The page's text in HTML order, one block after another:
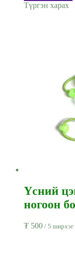
Түргэн харах
Үсний
ногоон
₮ 500 / 5 ширхэг